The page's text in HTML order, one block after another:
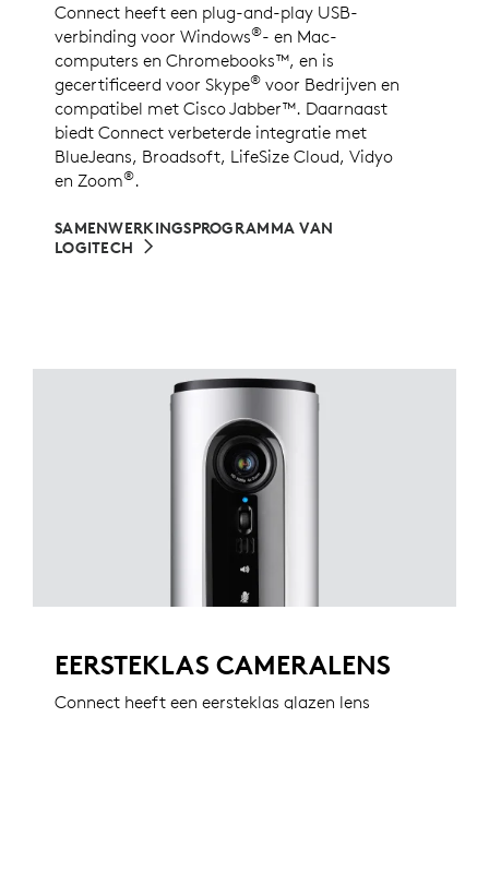
Connect heeft een plug-and-play USB-
verbinding voor Windows®- en Mac-
computers en Chromebooks™, en is
gecertificeerd voor Skype® voor Bedrijven en
compatibel met Cisco Jabber™. Daarnaast
biedt Connect verbeterde integratie met
BlueJeans, Broadsoft, LifeSize Cloud, Vidyo
en Zoom®.
SAMENWERKINGSPROGRAMMA VAN
LOGITECH
EERSTEKLAS CAMERALENS
Connect heeft een eersteklas glazen lens